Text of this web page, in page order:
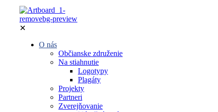
✕
O nás
Občianske združenie
Na stiahnutie
Logotypy
Plagáty
Projekty
Partneri
Zverejňovanie